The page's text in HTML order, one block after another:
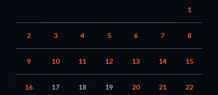
1
2 3 4 5 6 7 8
9 10 11 12 13 14 15
16 17 18 19 20 21 22